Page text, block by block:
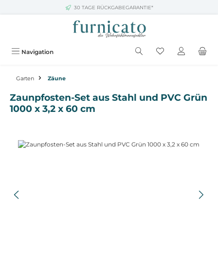
Zum Hauptinhalt springen30 TAGE RÜCKGABEGARANTIE*
Navigation
Garten Zäune
Zaunpfosten-Set aus Stahl und PVC Grün
1000 x 3,2 x 60 cm
Bildergalerie überspringen